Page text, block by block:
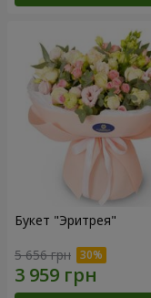
Букет "Эритрея"
5 656 грн